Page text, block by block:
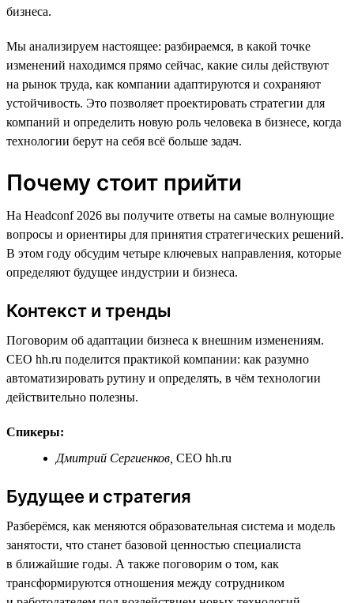
бизнеса.
Мы анализируем настоящее: разбираемся, в какой точке
изменений находимся прямо сейчас, какие силы действуют
на рынок труда, как компании адаптируются и сохраняют
устойчивость. Это позволяет проектировать стратегии для
компаний и определить новую роль человека в бизнесе, когда
технологии берут на себя всё больше задач.
Почему стоит прийти
На Headconf 2026 вы получите ответы на самые волнующие
вопросы и ориентиры для принятия стратегических решений.
В этом году обсудим четыре ключевых направления, которые
определяют будущее индустрии и бизнеса.
Контекст и тренды
Поговорим об адаптации бизнеса к внешним изменениям.
CEO hh.ru поделится практикой компании: как разумно
автоматизировать рутину и определять, в чём технологии
действительно полезны.
Спикеры:
Дмитрий Сергиенков, СЕО hh.ru
Будущее и стратегия
Разберёмся, как меняются образовательная система и модель
занятости, что станет базовой ценностью специалиста
в ближайшие годы. А также поговорим о том, как
трансформируются отношения между сотрудником